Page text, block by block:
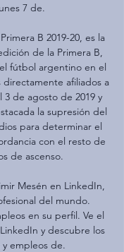
7 de.
B 2019-20, es la
de la Primera B,
fútbol argentino en el
afiliados a
3 de agosto de 2019 y
la supresión del
para determinar el
con el resto de
de ascenso.
Mesén en LinkedIn,
del mundo.
en su perfil. Ve el
y descubre los
empleos de.